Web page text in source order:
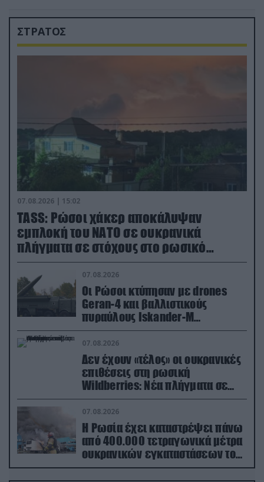
ΣΤΡΑΤΟΣ
07.08.2026 | 15:02
TASS: Ρώσοι χάκερ αποκάλυψαν
εμπλοκή του ΝΑΤΟ σε ουκρανικά
πλήγματα σε στόχους στο ρωσικό
έδαφος!
07.08.2026
Οι Ρώσοι κτύπησαν με drones
Geran-4 και βαλλιστικούς
πυραύλους Iskander-M
ουκρανικό τρένο με στρατιωτικό
εξοπλισμό
07.08.2026
Δεν έχουν «τέλος» οι ουκρανικές
επιθέσεις στη ρωσική
Wildberries: Νέα πλήγματα σε
εγκαταστάσεις στα Ουράλια
07.08.2026
Η Ρωσία έχει καταστρέψει πάνω
από 400.000 τετραγωνικά μέτρα
ουκρανικών εγκαταστάσεων τον
Ιούλιο